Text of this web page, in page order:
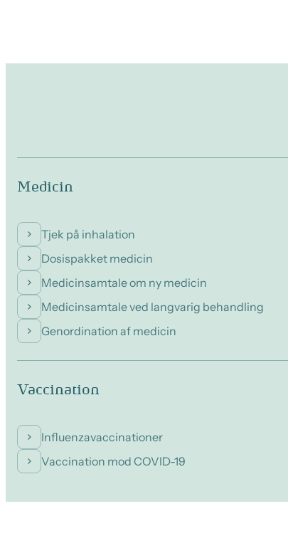
Medicin
Tjek på inhalation
Dosispakket medicin
Medicinsamtale om ny medicin
Medicinsamtale ved langvarig behandling
Genordination af medicin
Vaccination
Influenzavaccinationer
Vaccination mod COVID-19